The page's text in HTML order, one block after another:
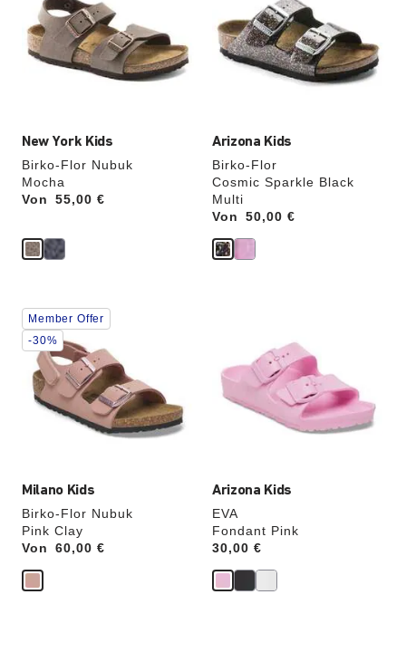
New York Kids
Birko-Flor Nubuk
Mocha
Von
Price:55,00 €
Farben
werden
die
Produktbilder
aktualisiert.
Arizona Kids
Birko-Flor
Cosmic Sparkle Black
Multi
Von
Price:50,00 €
werden
die
Produktbilder
aktualisiert.
Milano Kids
Birko-Flor Nubuk
Pink Clay
Von
Price:60,00 €
Durch
Anklicken
der
Farben
werden
die
Produktbilder
aktualisiert.
Member Offer
-30%
Arizona Kids
EVA
Fondant Pink
Price:
30,00 €
werden
die
Produktbilder
aktualisiert.